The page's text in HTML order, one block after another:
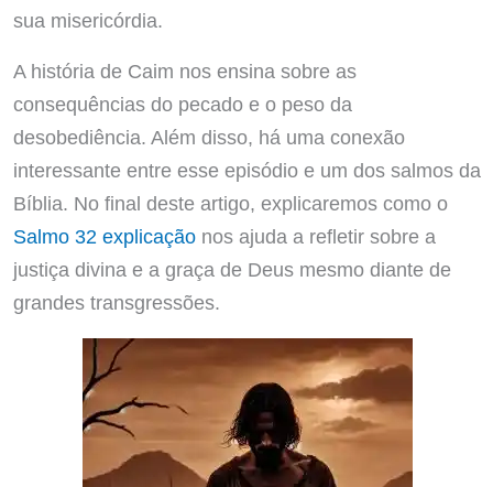
sua misericórdia.
A história de Caim nos ensina sobre as
consequências do pecado e o peso da
desobediência. Além disso, há uma conexão
interessante entre esse episódio e um dos salmos da
Bíblia. No final deste artigo, explicaremos como o
Salmo 32 explicaçãonos ajuda a refletir sobre a
justiça divina e a graça de Deus mesmo diante de
grandes transgressões.